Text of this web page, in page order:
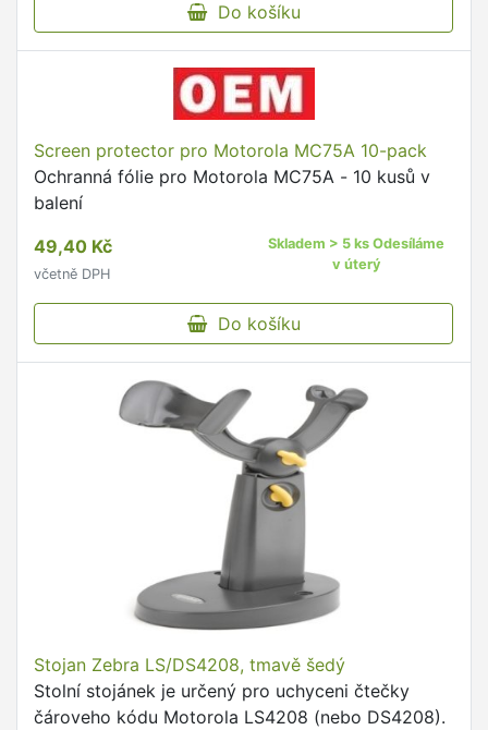
Do košíku
Screen protector pro Motorola MC75A 10-pack
Ochranná fólie pro Motorola MC75A - 10 kusů v
balení
49,40 Kč
včetně DPH
Skladem > 5 ks Odesíláme
v úterý
Do košíku
Stojan Zebra LS/DS4208, tmavě šedý
Stolní stojánek je určený pro uchyceni čtečky
čároveho kódu Motorola LS4208 (nebo DS4208).